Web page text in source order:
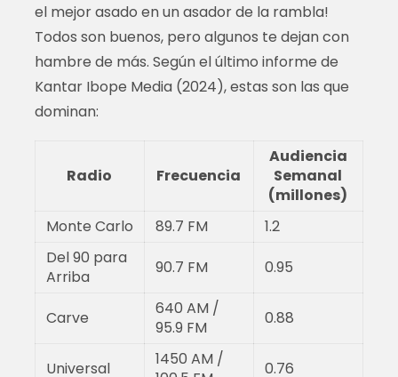
el mejor asado en un asador de la rambla!
Todos son buenos, pero algunos te dejan con
hambre de más. Según el último informe de
Kantar Ibope Media (2024), estas son las que
dominan:
Radio Frecuencia
Audiencia
Semanal
(millones)
Monte Carlo
89.7 FM
1.2
Del 90 para
Arriba
90.7 FM 0.95
Carve
640 AM /
95.9 FM
0.88
Universal
1450 AM /
0.76